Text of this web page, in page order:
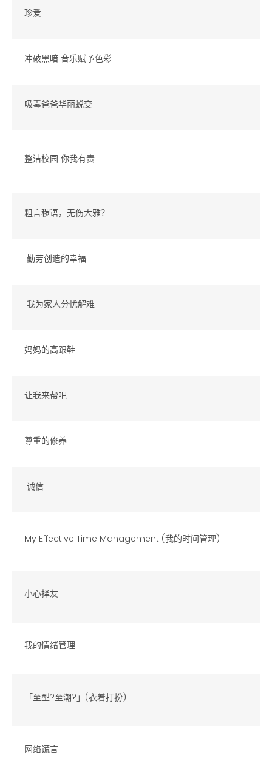
珍爱
冲破黑暗 音乐赋予色彩
吸毒爸爸华丽蜕变
整洁校园 你我有责
粗言秽语，无伤大雅？
勤劳创造的幸福
我为家人分忧解难
妈妈的高跟鞋
让我来帮吧
尊重的修养
诚信
My Effective Time Management (我的时间管理)
小心择友
我的情绪管理
「至型?至潮?」(衣着打扮)
网络谎言